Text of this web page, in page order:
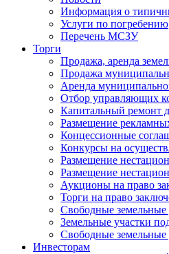
Информация о
Услуги по погребению
Перечень МСЗУ
Торги
Продажа, аренда
Продажа
Аренда
Отбор управляющих
Капитальный ремонт
Размещение
Концессионные
Конкурсы на
Размещение
Размещение
Аукционы на право
Торги на право
Свободные земельные
Земельные участки
Свободные земельные
Инвесторам